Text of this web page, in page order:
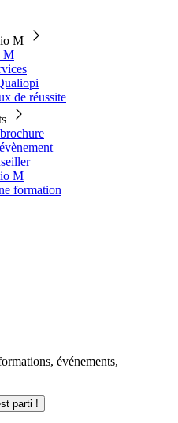
M
M
de réussite
M
formation
événements,
parti !